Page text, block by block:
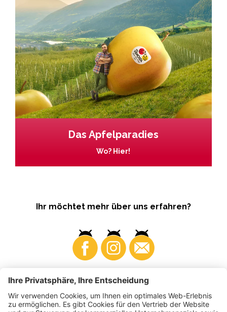
Das Apfelparadies
Wo? Hier!
Ihr möchtet mehr über uns erfahren?
Business Produzenten